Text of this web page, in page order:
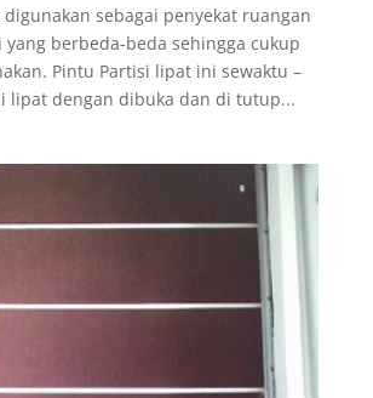
digunakan sebagai penyekat ruangan
berbeda-beda sehingga cukup
Pintu Partisi lipat ini sewaktu –
lipat dengan dibuka dan di tutup...